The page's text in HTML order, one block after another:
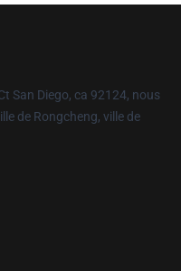
San Diego, ca 92124, nous
de Rongcheng, ville de